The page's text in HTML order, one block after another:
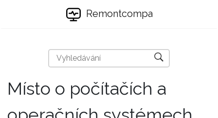
Remontcompa
Místo o počítačích a